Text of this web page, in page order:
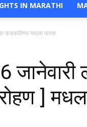
IN MARATHI
फडकविण्या मधला फरक
]